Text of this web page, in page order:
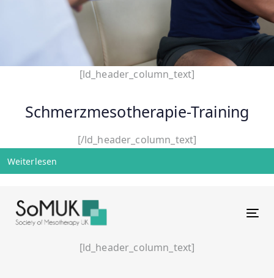
[ld_header_column_text]
Schmerzmesotherapie-Training
[/ld_header_column_text]
Weiterlesen
[ld_header_column_text]